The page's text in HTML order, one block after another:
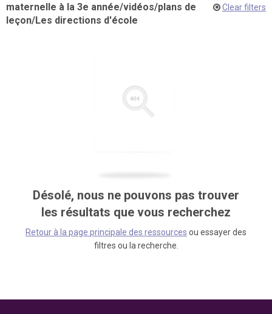
maternelle à la 3e année/vidéos/plans de
leçon/Les directions d'école
Clear filters
Désolé, nous ne pouvons pas trouver
les résultats que vous recherchez
Retour à la page principale des ressources ou essayer des
filtres ou la recherche.